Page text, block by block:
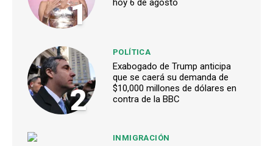
1
hoy 6 de agosto
2
POLÍTICA
Exabogado de Trump anticipa
que se caerá su demanda de
$10,000 millones de dólares en
contra de la BBC
INMIGRACIÓN